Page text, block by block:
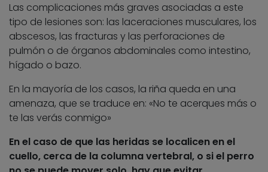
Las complicaciones más graves asociadas a este
tipo de lesiones son: las laceraciones musculares, los
abscesos, las fracturas y las perforaciones de
pulmón o de órganos abdominales como intestino,
hígado o bazo.
En la mayoría de los casos, la riña queda en una
amenaza, que se traduce en: «No te acerques más o
te las verás conmigo»
En el caso de que las heridas se localicen en el
cuello, cerca de la columna vertebral, o si el perro